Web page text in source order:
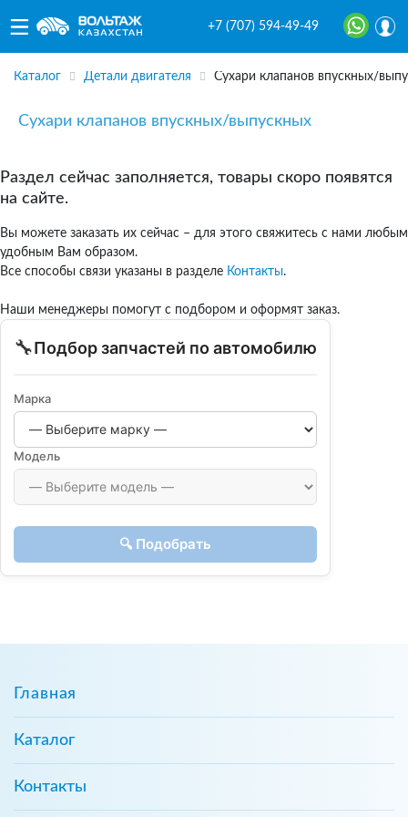
+7 (707) 594-49-49
Каталог Детали двигателя Сухари клапанов впускных/
Сухари клапанов впускных/выпускных
Раздел сейчас заполняется, товары скоро появятся
на сайте.
Вы можете заказать их сейчас – для этого свяжитесь с нами любым
удобным Вам образом.
Все способы связи указаны в разделе Контакты.
Наши менеджеры помогут с подбором и оформят заказ.
🔧Подбор запчастей по автомобилю
Марка
Модель
🔍 Подобрать
Главная
Каталог
Контакты